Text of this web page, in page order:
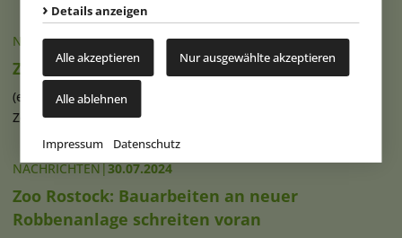
Details anzeigen
Alle akzeptieren Nur ausgewählte akzeptieren
Alle ablehnen
Impressum Datenschutz
NACHRICHTEN|02.10.2024
Zoo Leipzig ist Gastgeber der EAZA 2024
(eap) Die Jahreskonferenz der EAZA (European Association of
Zoos and Aquaria), die (...)
NACHRICHTEN |30.07.2024
Zoo Rostock: Bauarbeiten an neuer
Robbenanlage schreiten voran